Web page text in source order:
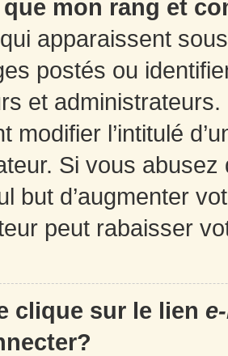
que mon rang et
apparaissent
postés ou
et
modifier l’intitulé
Si vous
but d’augmenter
peut rabaisser
clique sur le lien